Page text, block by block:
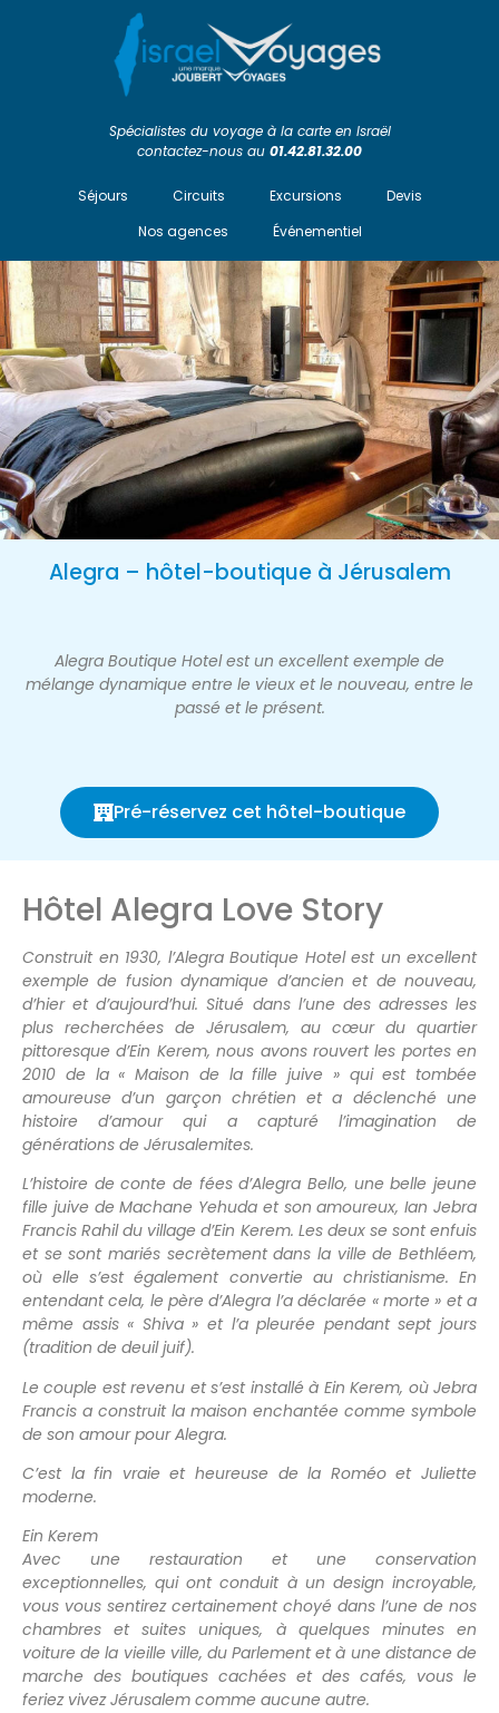
Spécialistes du voyage à la carte en Israël
contactez-nous au 01.42.81.32.00
Séjours Circuits Excursions
Devis
Nos agences
Événementiel
Alegra – hôtel-boutique à Jérusalem
Alegra Boutique Hotel est un excellent exemple de
mélange dynamique entre le vieux et le nouveau, entre le
passé et le présent.
Pré-réservez cet hôtel-boutique
Hôtel Alegra Love Story
Construit en 1930, l’Alegra Boutique Hotel est un excellent
exemple de fusion dynamique d’ancien et de nouveau,
d’hier et d’aujourd’hui. Situé dans l’une des adresses les
plus recherchées de Jérusalem, au cœur du quartier
pittoresque d’Ein Kerem, nous avons rouvert les portes en
2010 de la « Maison de la fille juive » qui est tombée
amoureuse d’un garçon chrétien et a déclenché une
histoire d’amour qui a capturé l’imagination de
générations de Jérusalemites.
L’histoire de conte de fées d’Alegra Bello, une belle jeune
fille juive de Machane Yehuda et son amoureux, Ian Jebra
Francis Rahil du village d’Ein Kerem. Les deux se sont enfuis
et se sont mariés secrètement dans la ville de Bethléem,
où elle s’est également convertie au christianisme. En
entendant cela, le père d’Alegra l’a déclarée « morte » et a
même assis « Shiva » et l’a pleurée pendant sept jours
(tradition de deuil juif).
Le couple est revenu et s’est installé à Ein Kerem, où Jebra
Francis a construit la maison enchantée comme symbole
de son amour pour Alegra.
C’est la fin vraie et heureuse de la Roméo et Juliette
moderne.
Ein Kerem
Avec une restauration et une conservation
exceptionnelles, qui ont conduit à un design incroyable,
vous vous sentirez certainement choyé dans l’une de nos
chambres et suites uniques, à quelques minutes en
voiture de la vieille ville, du Parlement et à une distance de
marche des boutiques cachées et des cafés, vous le
feriez vivez Jérusalem comme aucune autre.